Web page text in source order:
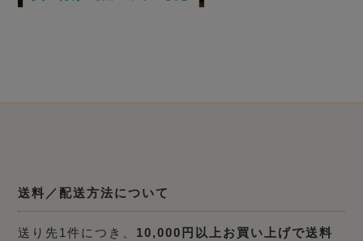
送料／配送方法について
送り先1件につき、 10,000円以上お買い上げで送料